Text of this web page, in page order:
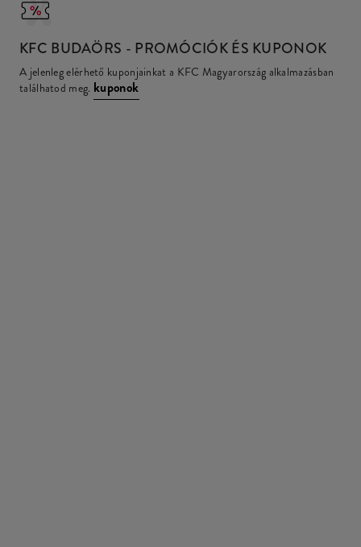
KFC BUDAÖRS - PROMÓCIÓK ÉS KUPONOK
A jelenleg elérhető kuponjainkat a KFC Magyarország alkalmazásban
találhatod meg. kuponok